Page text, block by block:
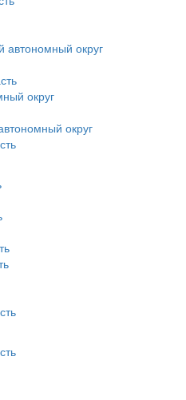
автономный округ
округ
округ